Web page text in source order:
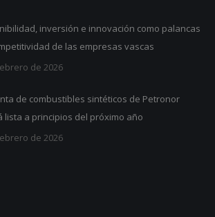
inversión e innovación como palancas
de las empresas vascas
de 2026
de combustibles sintéticos de Petronor
lista a principios del próximo año
de 2026